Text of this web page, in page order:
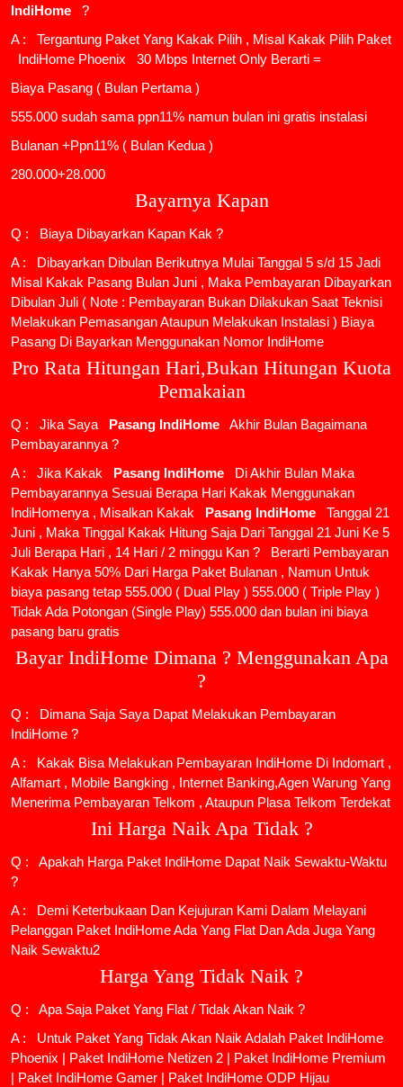
IndiHome
?
A : Tergantung Paket Yang Kakak Pilih , Misal Kakak Pilih Paket
IndiHome Phoenix
30 Mbps Internet Only Berarti =
Biaya Pasang ( Bulan Pertama )
555.000 sudah sama ppn11% namun bulan ini gratis instalasi
Bulanan +Ppn11% ( Bulan Kedua )
280.000+28.000
Bayarnya Kapan
Q : Biaya Dibayarkan Kapan Kak ?
A : Dibayarkan Dibulan Berikutnya Mulai Tanggal 5 s/d 15 Jadi
Misal Kakak Pasang Bulan Juni , Maka Pembayaran Dibayarkan
Dibulan Juli ( Note : Pembayaran Bukan Dilakukan Saat Teknisi
Melakukan Pemasangan Ataupun Melakukan Instalasi ) Biaya
Pasang Di Bayarkan Menggunakan Nomor IndiHome
Pro Rata Hitungan Hari,Bukan Hitungan Kuota
Pemakaian
Q : Jika Saya Pasang IndiHome
Akhir Bulan Bagaimana
Pembayarannya ?
A : Jika Kakak
Pasang IndiHome
Di Akhir Bulan Maka
Pembayarannya Sesuai Berapa Hari Kakak Menggunakan
IndiHomenya , Misalkan Kakak
Pasang IndiHome
Tanggal 21
Juni , Maka Tinggal Kakak Hitung Saja Dari Tanggal 21 Juni Ke 5
Juli Berapa Hari , 14 Hari / 2 minggu Kan ? Berarti Pembayaran
Kakak Hanya 50% Dari Harga Paket Bulanan , Namun Untuk
biaya pasang tetap 555.000 ( Dual Play ) 555.000 ( Triple Play )
Tidak Ada Potongan (Single Play) 555.000 dan bulan ini biaya
pasang baru gratis
Bayar IndiHome Dimana ? Menggunakan Apa
?
Q : Dimana Saja Saya Dapat Melakukan Pembayaran
IndiHome ?
A : Kakak Bisa Melakukan Pembayaran IndiHome Di Indomart ,
Alfamart , Mobile Bangking , Internet Banking,Agen Warung Yang
Menerima Pembayaran Telkom , Ataupun Plasa Telkom Terdekat
Ini Harga Naik Apa Tidak ?
Q : Apakah Harga Paket IndiHome Dapat Naik Sewaktu-Waktu
?
A : Demi Keterbukaan Dan Kejujuran Kami Dalam Melayani
Pelanggan Paket IndiHome Ada Yang Flat Dan Ada Juga Yang
Naik Sewaktu2
Harga Yang Tidak Naik ?
Q : Apa Saja Paket Yang Flat / Tidak Akan Naik ?
A : Untuk Paket Yang Tidak Akan Naik Adalah Paket IndiHome
Phoenix | Paket IndiHome Netizen 2 | Paket IndiHome Premium
| Paket IndiHome Gamer | Paket IndiHome ODP Hijau